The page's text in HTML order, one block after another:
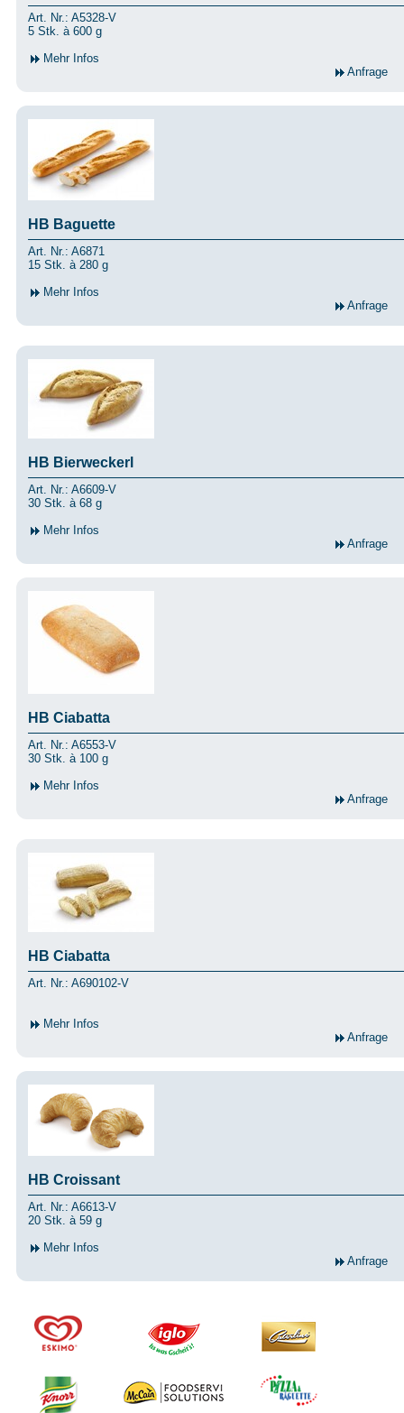
Art. Nr.: A5328-V
5 Stk. à 600 g
Mehr Infos
Anfrage
HB Baguette
Art. Nr.: A6871
15 Stk. à 280 g
Mehr Infos
Anfrage
HB Bierweckerl
Art. Nr.: A6609-V
30 Stk. à 68 g
Mehr Infos
Anfrage
HB Ciabatta
Art. Nr.: A6553-V
30 Stk. à 100 g
Mehr Infos
Anfrage
HB Ciabatta
Art. Nr.: A690102-V
Mehr Infos
Anfrage
HB Croissant
Art. Nr.: A6613-V
20 Stk. à 59 g
Mehr Infos
Anfrage